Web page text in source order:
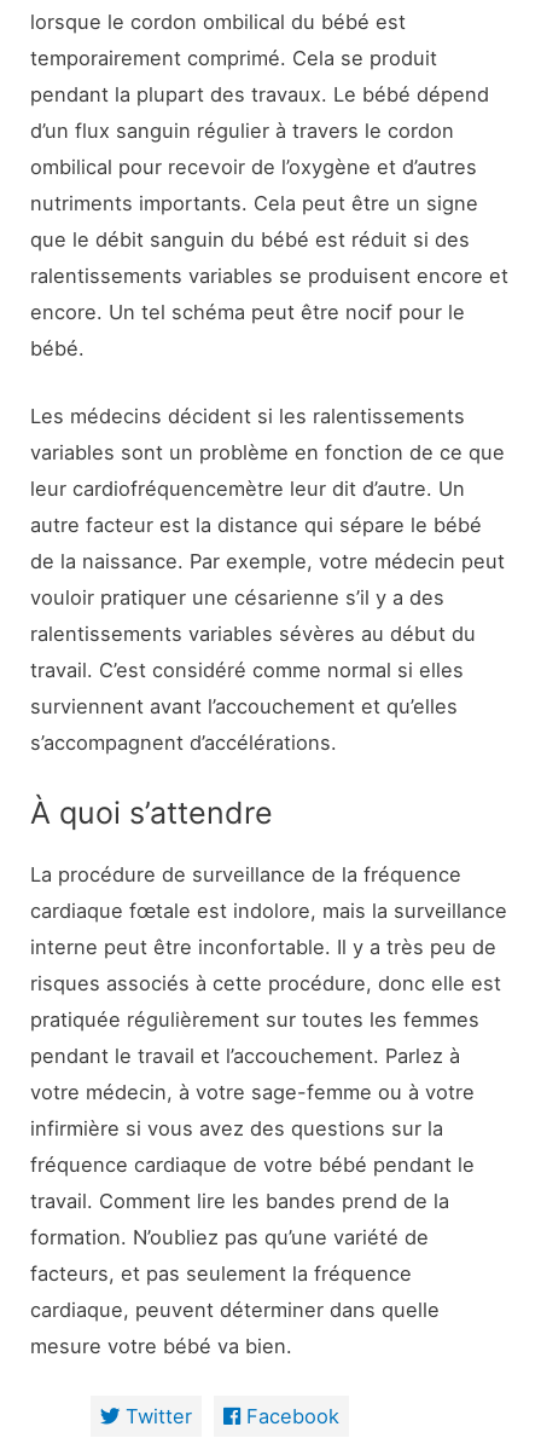
lorsque le cordon ombilical du bébé est
temporairement comprimé. Cela se produit
pendant la plupart des travaux. Le bébé dépend
d’un flux sanguin régulier à travers le cordon
ombilical pour recevoir de l’oxygène et d’autres
nutriments importants. Cela peut être un signe
que le débit sanguin du bébé est réduit si des
ralentissements variables se produisent encore et
encore. Un tel schéma peut être nocif pour le
bébé.
Les médecins décident si les ralentissements
variables sont un problème en fonction de ce que
leur cardiofréquencemètre leur dit d’autre. Un
autre facteur est la distance qui sépare le bébé
de la naissance. Par exemple, votre médecin peut
vouloir pratiquer une césarienne s’il y a des
ralentissements variables sévères au début du
travail. C’est considéré comme normal si elles
surviennent avant l’accouchement et qu’elles
s’accompagnent d’accélérations.
À quoi s’attendre
La procédure de surveillance de la fréquence
cardiaque fœtale est indolore, mais la surveillance
interne peut être inconfortable. Il y a très peu de
risques associés à cette procédure, donc elle est
pratiquée régulièrement sur toutes les femmes
pendant le travail et l’accouchement. Parlez à
votre médecin, à votre sage-femme ou à votre
infirmière si vous avez des questions sur la
fréquence cardiaque de votre bébé pendant le
travail. Comment lire les bandes prend de la
formation. N’oubliez pas qu’une variété de
facteurs, et pas seulement la fréquence
cardiaque, peuvent déterminer dans quelle
mesure votre bébé va bien.
Twitter Facebook